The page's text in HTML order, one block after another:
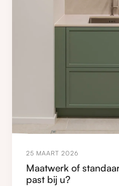
25 MAART 2026
Maatwerk of
past bij u?